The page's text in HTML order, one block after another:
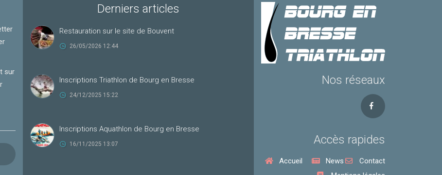
sur
Derniers articles
Restauration sur le site de Bouvent
26/05/2026 12:44
Inscriptions Triathlon de Bourg en Bresse
24/12/2025 15:22
Inscriptions Aquathlon de Bourg en Bresse
16/11/2025 13:07
Nos réseaux
Accès rapides
Accueil News
Contact